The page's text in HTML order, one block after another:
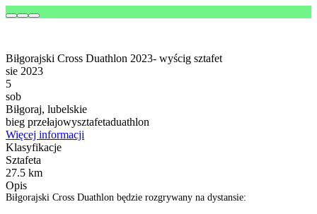
Biłgorajski Cross Duathlon 2023- wyścig sztafet
sie 2023
5
sob
Biłgoraj, lubelskie
bieg przełajowysztafetaduathlon
Więcej informacji
Klasyfikacje
Sztafeta
27.5 km
Opis
Biłgorajski Cross Duathlon będzie rozgrywany na dystansie: